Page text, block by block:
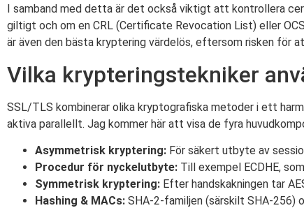
I samband med detta är det också viktigt att kontrollera
giltigt och om en CRL (Certificate Revocation List) eller
är även den bästa kryptering värdelös, eftersom risken för
Vilka krypteringstekniker
SSL/TLS kombinerar olika kryptografiska metoder i ett
aktiva parallellt. Jag kommer här att visa de fyra
Asymmetrisk kryptering: För säkert utbyte av
Procedur för nyckelutbyte: Till exempel ECDHE,
Symmetrisk kryptering: Efter handskakningen tar
Hashing & MACs: SHA-2-familjen (särskilt SHA-256)